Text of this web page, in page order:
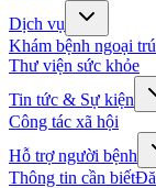
Dịch vụ
Khám bệnh ngoại trú
Thư viện sức khỏe
Tin tức & Sự kiện
Công tác xã hội
Hỗ trợ người bệnh
Thông tin cần biết